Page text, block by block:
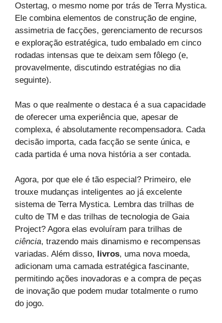
Ostertag, o mesmo nome por trás de Terra Mystica.
Ele combina elementos de construção de engine,
assimetria de facções, gerenciamento de recursos
e exploração estratégica, tudo embalado em cinco
rodadas intensas que te deixam sem fôlego (e,
provavelmente, discutindo estratégias no dia
seguinte).
Mas o que realmente o destaca é a sua capacidade
de oferecer uma experiência que, apesar de
complexa, é absolutamente recompensadora. Cada
decisão importa, cada facção se sente única, e
cada partida é uma nova história a ser contada.
Agora, por que ele é tão especial? Primeiro, ele
trouxe mudanças inteligentes ao já excelente
sistema de Terra Mystica. Lembra das trilhas de
culto de TM e das trilhas de tecnologia de Gaia
Project? Agora elas evoluíram para trilhas de
ciência, trazendo mais dinamismo e recompensas
variadas. Além disso, livros, uma nova moeda,
adicionam uma camada estratégica fascinante,
permitindo ações inovadoras e a compra de peças
de inovação que podem mudar totalmente o rumo
do jogo.